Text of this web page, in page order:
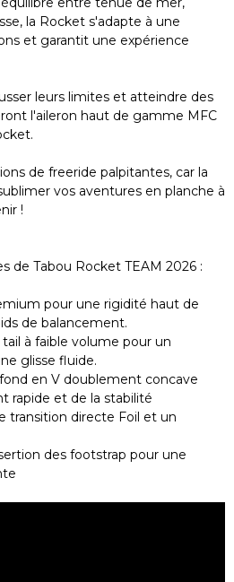
la Rocket s'adapte à une
et garantit une expérience
leurs limites et atteindre des
l'aileron haut de gamme MFC
de freeride palpitantes, car la
vos aventures en planche à
!
de Tabou Rocket TEAM 2026 :
pour une rigidité haut de
de balancement.
à faible volume pour un
glisse fluide.
en V doublement concave
rapide et de la stabilité
transition directe Foil et un
des footstrap pour une